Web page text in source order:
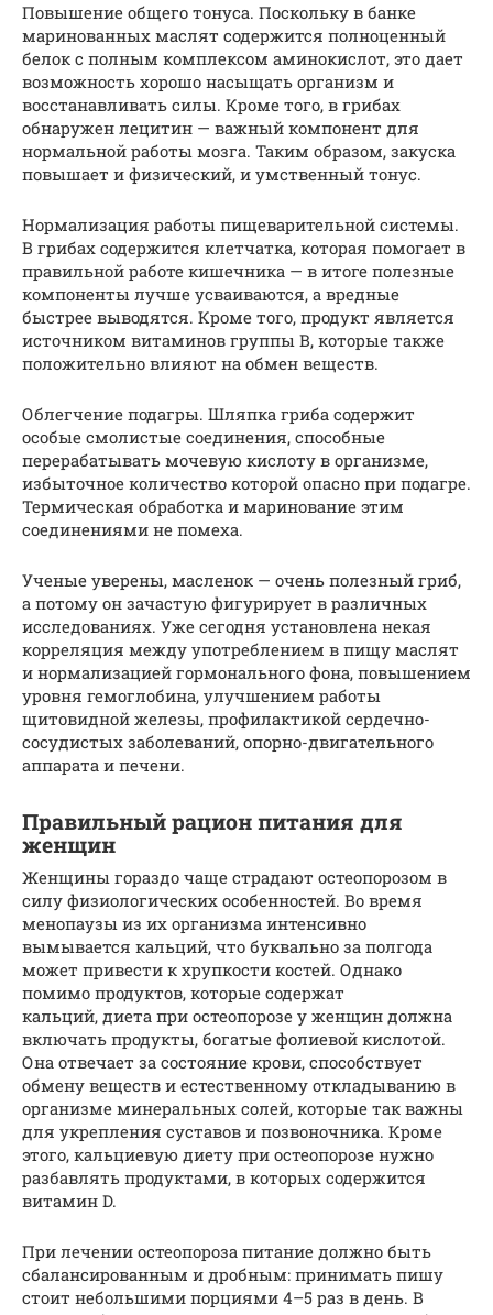
Повышение общего тонуса. Поскольку в банке
маринованных маслят содержится полноценный
белок с полным комплексом аминокислот, это дает
возможность хорошо насыщать организм и
восстанавливать силы. Кроме того, в грибах
обнаружен лецитин — важный компонент для
нормальной работы мозга. Таким образом, закуска
повышает и физический, и умственный тонус.
Нормализация работы пищеварительной системы.
В грибах содержится клетчатка, которая помогает в
правильной работе кишечника — в итоге полезные
компоненты лучше усваиваются, а вредные
быстрее выводятся. Кроме того, продукт является
источником витаминов группы В, которые также
положительно влияют на обмен веществ.
Облегчение подагры. Шляпка гриба содержит
особые смолистые соединения, способные
перерабатывать мочевую кислоту в организме,
избыточное количество которой опасно при подагре.
Термическая обработка и маринование этим
соединениями не помеха.
Ученые уверены, масленок — очень полезный гриб,
а потому он зачастую фигурирует в различных
исследованиях. Уже сегодня установлена некая
корреляция между употреблением в пищу маслят
и нормализацией гормонального фона, повышением
уровня гемоглобина, улучшением работы
щитовидной железы, профилактикой сердечно-
сосудистых заболеваний, опорно-двигательного
аппарата и печени.
Правильный рацион питания для
женщин
Женщины гораздо чаще страдают остеопорозом в
силу физиологических особенностей. Во время
менопаузы из их организма интенсивно
вымывается кальций, что буквально за полгода
может привести к хрупкости костей. Однако
помимо продуктов, которые содержат
кальций, диета при остеопорозе у женщин должна
включать продукты, богатые фолиевой кислотой.
Она отвечает за состояние крови, способствует
обмену веществ и естественному откладыванию в
организме минеральных солей, которые так важны
для укрепления суставов и позвоночника. Кроме
этого, кальциевую диету при остеопорозе нужно
разбавлять продуктами, в которых содержится
витамин D.
При лечении остеопороза питание должно быть
сбалансированным и дробным: принимать пишу
стоит небольшими порциями 4–5 раз в день. В